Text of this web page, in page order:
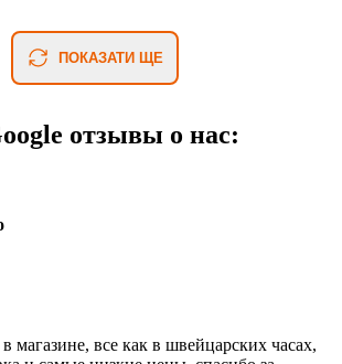
ПОКАЗАТИ ЩЕ
отзывы о нас:
магазине, все как в швейцарских часах,